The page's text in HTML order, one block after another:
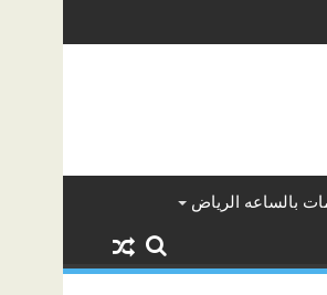
بالساعه الرياض